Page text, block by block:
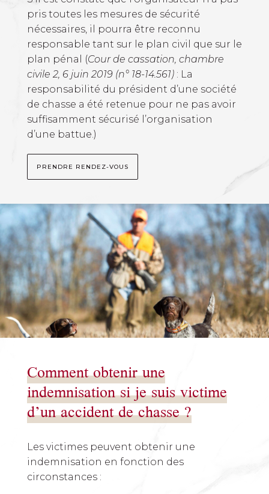
pris toutes les mesures de sécurité
nécessaires, il pourra être reconnu
responsable tant sur le plan civil que sur le
plan pénal (Cour de cassation, chambre
civile 2, 6 juin 2019 (n° 18-14.561): La
responsabilité du président d’une société
de chasse a été retenue pour ne pas avoir
suffisamment sécurisé l’organisation
d’une battue.)
PRENDRE RENDEZ-VOUS
Comment obtenir une
indemnisation si je suis victime
d’un accident de chasse ?
Les victimes peuvent obtenir une
indemnisation en fonction des
circonstances :